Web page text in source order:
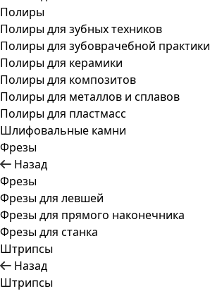
Полиры
Полиры для зубных техников
Полиры для зубоврачебной практики
Полиры для керамики
Полиры для композитов
Полиры для металлов и сплавов
Полиры для пластмасс
Шлифовальные камни
Фрезы
Назад
Фрезы
Фрезы для левшей
Фрезы для прямого наконечника
Фрезы для станка
Штрипсы
Назад
Штрипсы